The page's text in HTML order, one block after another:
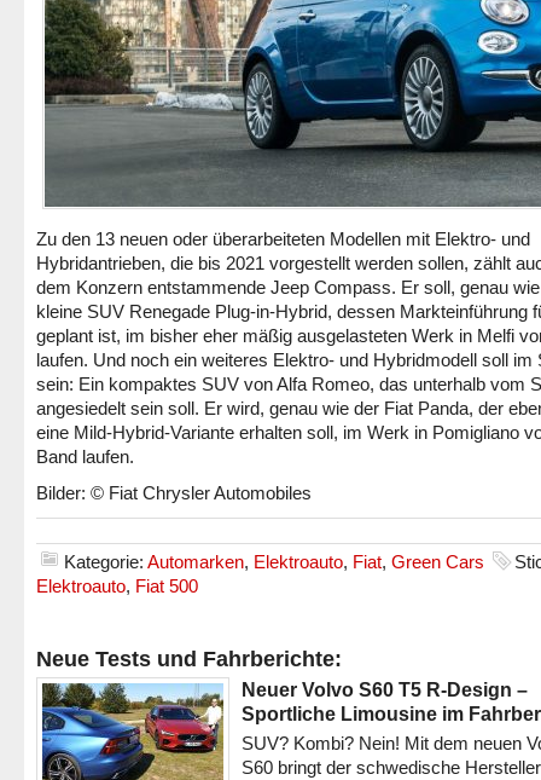
Zu den 13 neuen oder überarbeiteten Modellen mit Elektro- und
Hybridantrieben, die bis 2021 vorgestellt werden sollen, zählt
dem Konzern entstammende Jeep Compass. Er soll, genau
kleine SUV Renegade Plug-in-Hybrid, dessen Markteinführung
geplant ist, im bisher eher mäßig ausgelasteten Werk in Melfi
laufen. Und noch ein weiteres Elektro- und Hybridmodell soll im
sein: Ein kompaktes SUV von Alfa Romeo, das unterhalb vom
angesiedelt sein soll. Er wird, genau wie der Fiat Panda, der
eine Mild-Hybrid-Variante erhalten soll, im Werk in Pomigliano
Band laufen.
Bilder: © Fiat Chrysler Automobiles
Kategorie: Automarken, Elektroauto, Fiat, Green Cars
Elektroauto, Fiat 500
Neue Tests und Fahrberichte:
Neuer Volvo S60 T5 R-Design –
Sportliche Limousine im
SUV? Kombi? Nein! Mit dem neuen
S60 bringt der schwedische